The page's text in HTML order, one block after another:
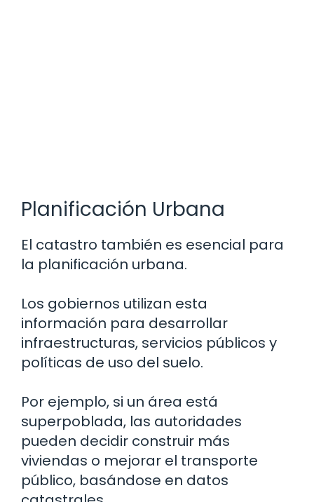
Planificación Urbana
El catastro también es esencial para
la planificación urbana.
Los gobiernos utilizan esta
información para desarrollar
infraestructuras, servicios públicos y
políticas de uso del suelo.
Por ejemplo, si un área está
superpoblada, las autoridades
pueden decidir construir más
viviendas o mejorar el transporte
público, basándose en datos